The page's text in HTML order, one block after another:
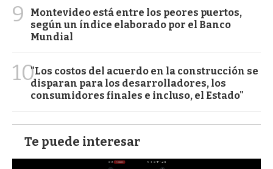
9
Montevideo está entre los peores puertos,
según un índice elaborado por el Banco
Mundial
10"Los costos del acuerdo en la construcción se
disparan para los desarrolladores, los
consumidores finales e incluso, el Estado"
Te puede interesar